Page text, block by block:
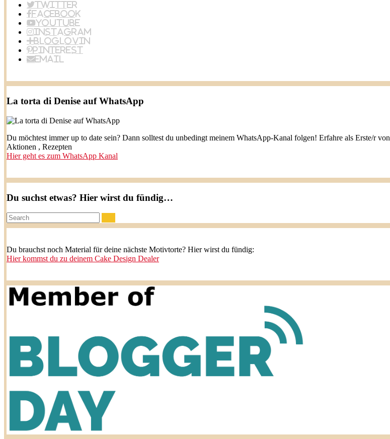
Twitter
Facebook
YouTube
Instagram
BlogLovin
Pinterest
Email
La torta di Denise auf WhatsApp
Du möchtest immer up to date sein? Dann solltest du unbedingt meinem WhatsApp-Kanal folgen! Erfahre als Erste/r
Aktionen , Rezepten
Hier geht es zum WhatsApp Kanal
Du suchst etwas? Hier wirst du fündig…
Search:
Du brauchst noch Material für deine nächste Motivtorte? Hier wirst du fündig:
Hier kommst du zu deinem Cake Design Dealer